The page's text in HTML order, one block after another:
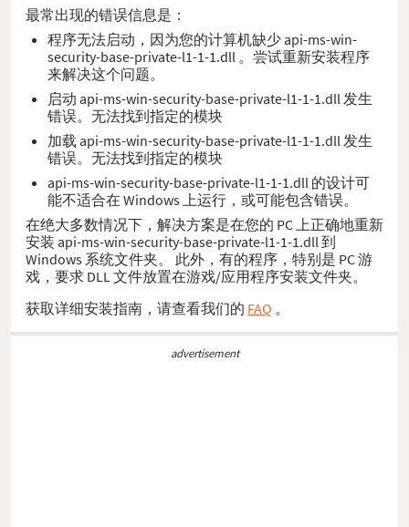
最常出现的错误信息是：
程序无法启动，因为您的计算机缺少 api-ms-win-
security-base-private-l1-1-1.dll 。尝试重新安装程序
来解决这个问题。
启动 api-ms-win-security-base-private-l1-1-1.dll 发生
错误。无法找到指定的模块
加载 api-ms-win-security-base-private-l1-1-1.dll 发生
错误。无法找到指定的模块
api-ms-win-security-base-private-l1-1-1.dll 的设计可
能不适合在 Windows 上运行，或可能包含错误。
在绝大多数情况下，解决方案是在您的 PC 上正确地重新
安装 api-ms-win-security-base-private-l1-1-1.dll 到
Windows 系统文件夹。 此外，有的程序，特别是 PC 游
戏，要求 DLL 文件放置在游戏/应用程序安装文件夹。
获取详细安装指南，请查看我们的 FAQ 。
advertisement